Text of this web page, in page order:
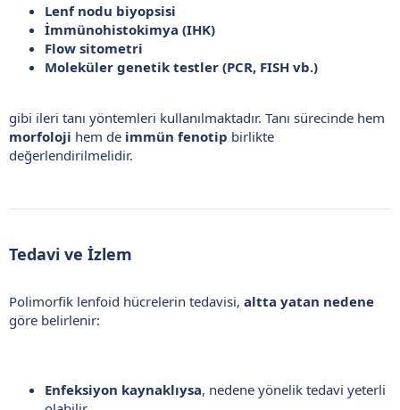
Lenf nodu biyopsisi
İmmünohistokimya (IHK)
Flow sitometri
Moleküler genetik testler (PCR, FISH vb.)
gibi ileri tanı yöntemleri kullanılmaktadır. Tanı sürecinde hem
morfoloji hem de immün fenotip birlikte
değerlendirilmelidir.
Tedavi ve İzlem​
Polimorfik lenfoid hücrelerin tedavisi, altta yatan nedene
göre belirlenir:
Enfeksiyon kaynaklıysa, nedene yönelik tedavi yeterli